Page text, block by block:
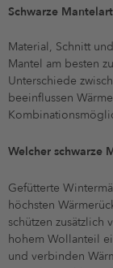
Schwarze
Material, Schnitt
Mantel am besten
Unterschiede
beeinflussen
Welcher schwarze
Gefütterte
höchsten
schützen
hohem Wollanteil
und verbinden